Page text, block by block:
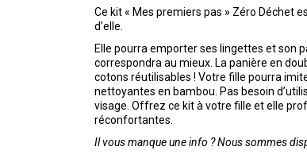
Ce kit « Mes premiers pas » Zéro Déchet
d’elle.
Elle pourra emporter ses lingettes et son
correspondra au mieux. La panière en
cotons réutilisables ! Votre fille pourra
nettoyantes en bambou. Pas besoin
visage. Offrez ce kit à votre fille et elle
réconfortantes.
Il vous manque une info ? Nous sommes